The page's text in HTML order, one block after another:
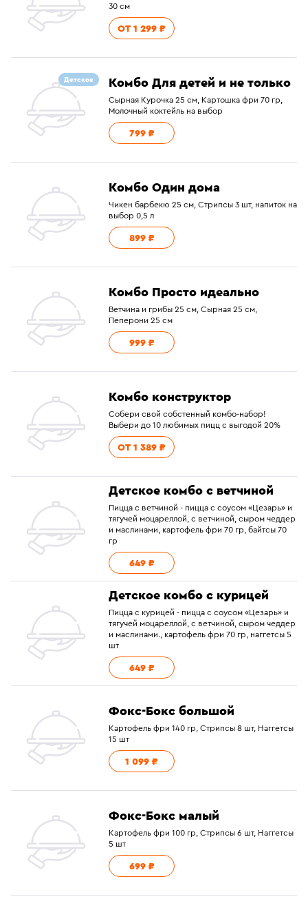
30 см
ОТ 1 299 ₽
Детское Комбо Для детей и не только
Сырная Курочка 25 см, Картошка фри 70 гр,
Молочный коктейль на выбор
799 ₽
Комбо Один дома
Чикен барбекю 25 см, Стрипсы 3 шт, напиток на
выбор 0,5 л
899 ₽
Комбо Просто идеально
Ветчина и грибы 25 см, Сырная 25 см,
Пеперони 25 см
999 ₽
Комбо конструктор
Собери свой собстенный комбо-набор!
Выбери до 10 любимых пицц с выгодой 20%
ОТ 1 389 ₽
Детское комбо с ветчиной
Пицца с ветчиной - пицца с соусом «Цезарь» и
тягучей моцареллой, с ветчиной, сыром чеддер
и маслинами, картофель фри 70 гр, байтсы 70
гр
649 ₽
Детское комбо с курицей
Пицца с курицей - пицца с соусом «Цезарь» и
тягучей моцареллой, с ветчиной, сыром чеддер
и маслинами., картофель фри 70 гр, наггетсы 5
шт
649 ₽
Фокс-Бокс большой
Картофель фри 140 гр, Стрипсы 8 шт, Наггетсы
15 шт
1 099 ₽
Фокс-Бокс малый
Картофель фри 100 гр, Стрипсы 6 шт, Наггетсы
5 шт
699 ₽